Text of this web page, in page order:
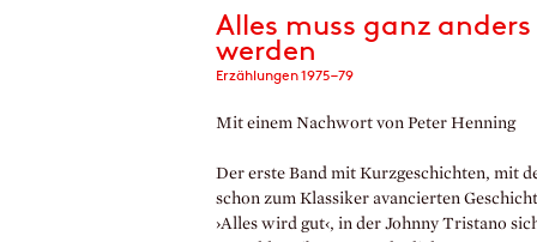
Alles muss ganz anders
werden
Erzählungen 1975–79
Mit einem Nachwort von Peter Henning
Der erste Band mit Kurzgeschichten, mit
schon zum Klassiker avancierten
›Alles wird gut‹, in der Johnny Tristano